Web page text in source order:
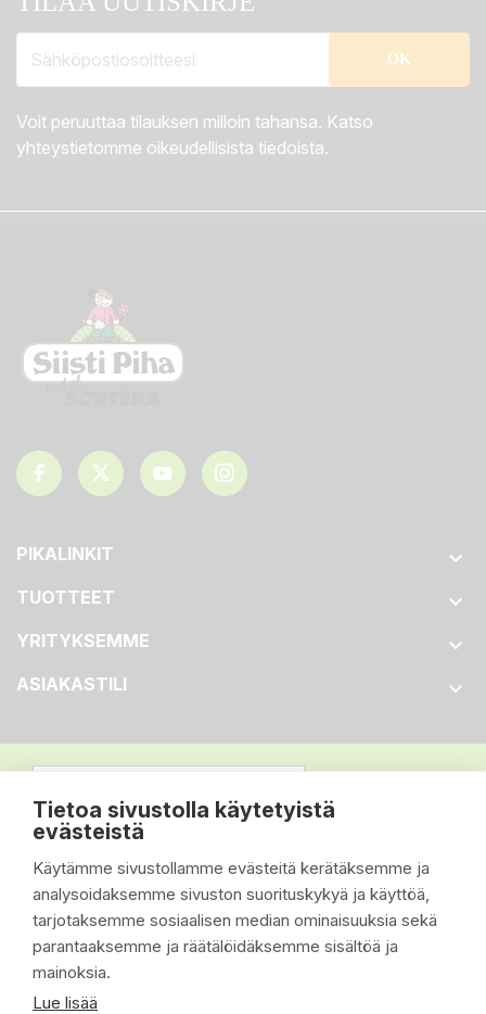
Tietoa sivustolla käytetyistä
evästeistä
Käytämme sivustollamme evästeitä kerätäksemme ja
analysoidaksemme sivuston suorituskykyä ja käyttöä,
tarjotaksemme sosiaalisen median ominaisuuksia sekä
parantaaksemme ja räätälöidäksemme sisältöä ja
mainoksia.
Lue lisää
Voit peruuttaa tilauksen milloin tahansa. Katso
yhteystietomme oikeudellisista tiedoista.
PIKALINKIT 
TUOTTEET 
YRITYKSEMME 
ASIAKASTILI 